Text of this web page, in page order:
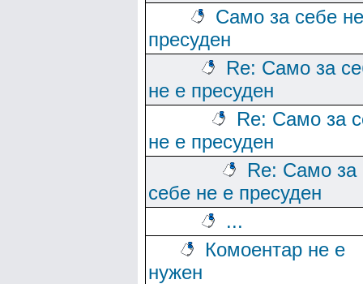
Само за себе
пресуден
Re: Само за
не е пресуден
Re: Само за
не е пресуден
Re: Само за
себе не е пресуден
...
Комоентар не е
нужен